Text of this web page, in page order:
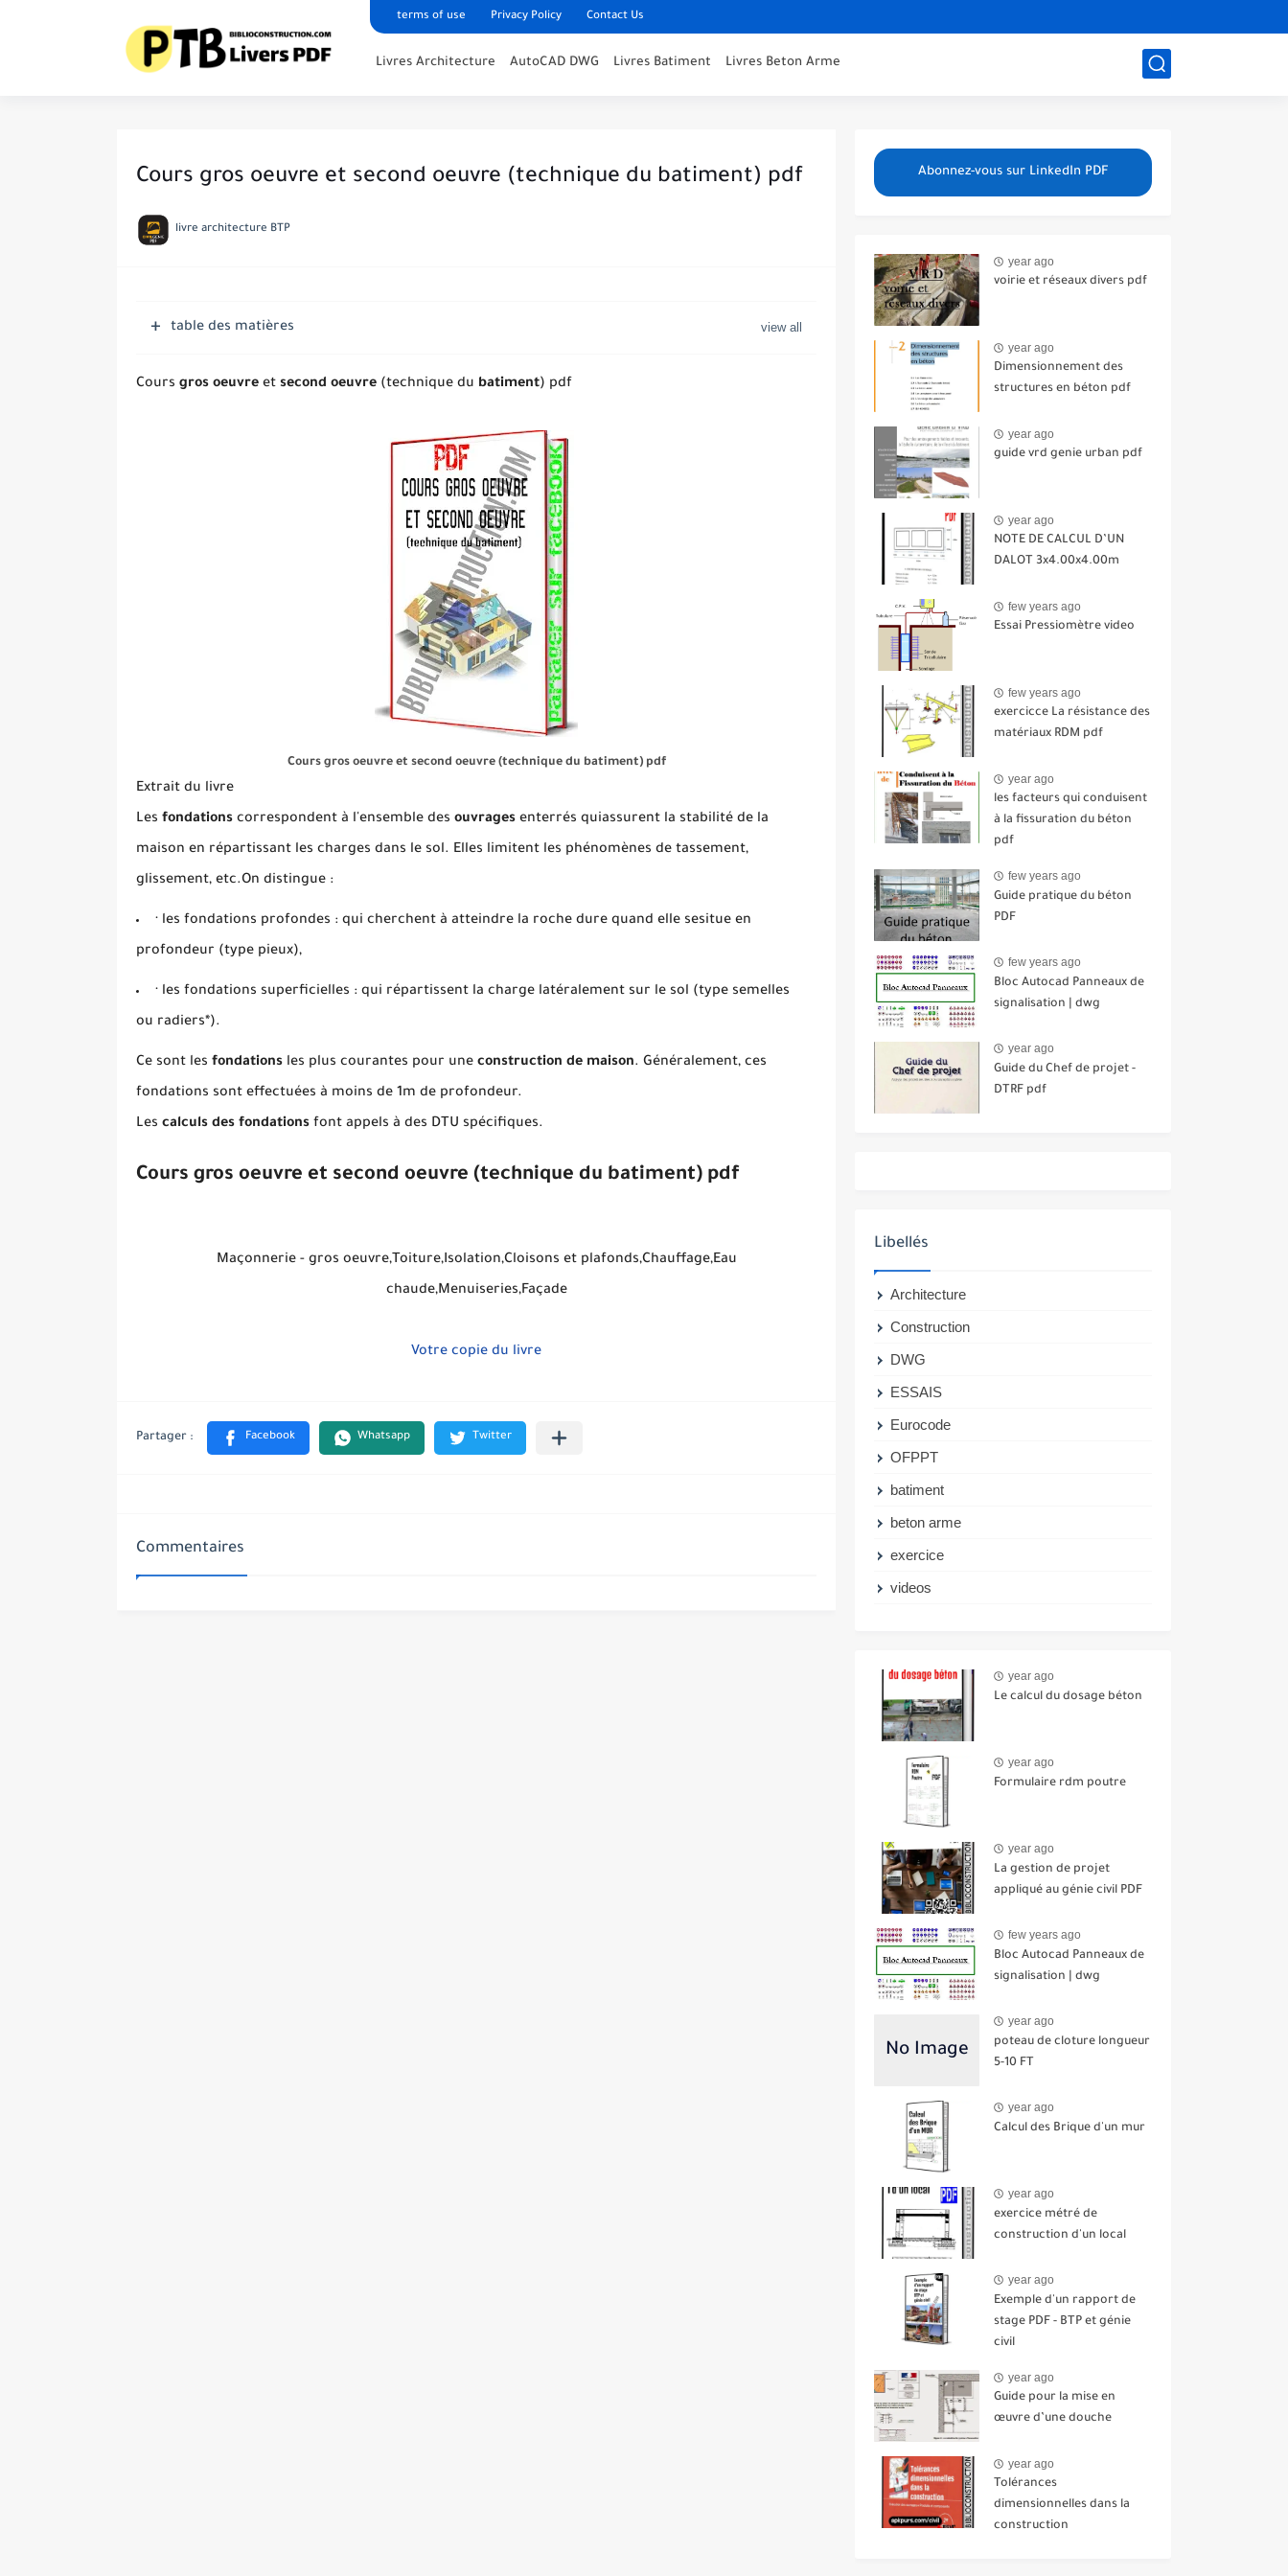
terms of use Privacy Policy Contact Us
Livres Architecture AutoCAD DWG Livres Batiment Livres Beton Arme
Cours gros oeuvre et second oeuvre (technique du batiment) pdf
livre architecture BTP
table des matières
Cours gros oeuvre et second oeuvre (technique du batiment) pdf
Cours gros oeuvre et second oeuvre (technique du batiment) pdf
Extrait du livre
Les fondations correspondent à l'ensemble des ouvrages enterrés quiassurent la stabilité de la
maison en répartissant les charges dans le sol. Elles limitent les phénomènes de tassement,
glissement, etc.On distingue :
· les fondations profondes : qui cherchent à atteindre la roche dure quand elle sesitue en
profondeur (type pieux),
· les fondations superficielles : qui répartissent la charge latéralement sur le sol (type semelles
ou radiers*).
Ce sont les fondations les plus courantes pour une construction de maison. Généralement, ces
fondations sont effectuées à moins de 1m de profondeur.
Les calculs des fondations font appels à des DTU spécifiques.
Cours gros oeuvre et second oeuvre (technique du batiment) pdf
Maçonnerie - gros oeuvre,Toiture,Isolation,Cloisons et plafonds,Chauffage,Eau
chaude,Menuiseries,Façade
Votre copie du livre
Commentaires
Abonnez-vous sur LinkedIn PDF
year ago
voirie et réseaux divers pdf
year ago
Dimensionnement des
structures en béton pdf
year ago
guide vrd genie urban pdf
year ago
NOTE DE CALCUL D’UN
DALOT 3x4.00x4.00m
few years ago
Essai Pressiomètre video
few years ago
exercicce La résistance des
matériaux RDM pdf
year ago
les facteurs qui conduisent
à la fissuration du béton
pdf
few years ago
Guide pratique du béton
PDF
few years ago
Bloc Autocad Panneaux de
signalisation | dwg
year ago
Guide du Chef de projet -
DTRF pdf
Libellés
Architecture
Construction
DWG
ESSAIS
Eurocode
OFPPT
batiment
beton arme
exercice
videos
year ago
Le calcul du dosage béton
year ago
Formulaire rdm poutre
year ago
La gestion de projet
appliqué au génie civil PDF
few years ago
Bloc Autocad Panneaux de
signalisation | dwg
year ago
poteau de cloture longueur
5-10 FT
year ago
Calcul des Brique d'un mur
year ago
exercice métré de
construction d'un local
year ago
Exemple d'un rapport de
stage PDF - BTP et génie
civil
year ago
Guide pour la mise en
œuvre d’une douche
year ago
Tolérances
dimensionnelles dans la
construction